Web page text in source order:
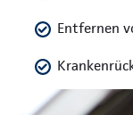
Entfernen